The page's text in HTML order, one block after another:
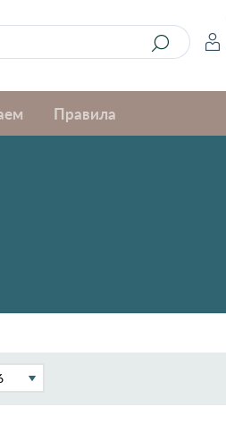
Правила